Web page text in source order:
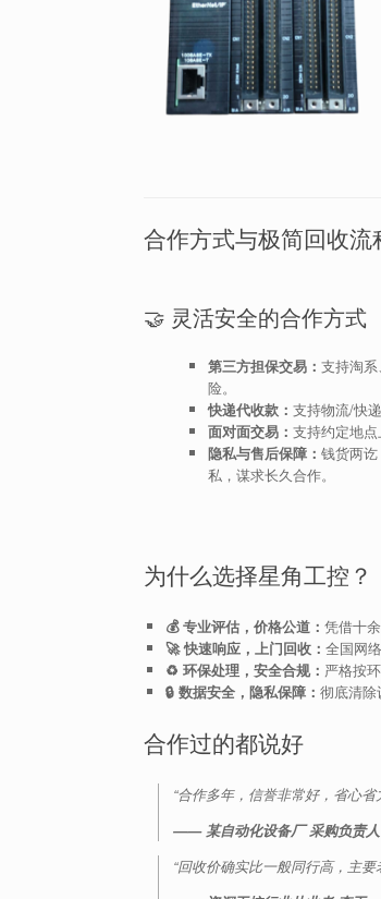
合作方式与极简回收流
🤝 灵活安全的合作方式
第三方担保交易： 支持淘
险。
快递代收款： 支持物流/快
面对面交易： 支持约定地点
隐私与售后保障： 钱货两
私，谋求长久合作。
为什么选择星角工控？
💰 专业评估，价格公道： 凭借十
🚀 快速响应，上门回收： 全国网
♻️ 环保处理，安全合规： 严格按
🔒 数据安全，隐私保障： 彻底清除
合作过的都说好
“合作多年，信誉非常好，省心
—— 某自动化设备厂 采购负责人
“回收价确实比一般同行高，主